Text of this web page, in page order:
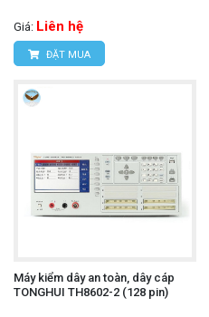
Giá: Liên hệ
ĐẶT MUA
Máy kiểm dây an toàn, dây cáp
TONGHUI TH8602-2 (128 pin)